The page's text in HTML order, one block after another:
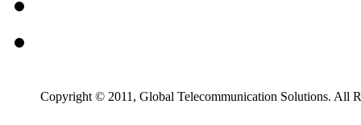
Copyright © 2011, Global Telecommunication Solutions. All